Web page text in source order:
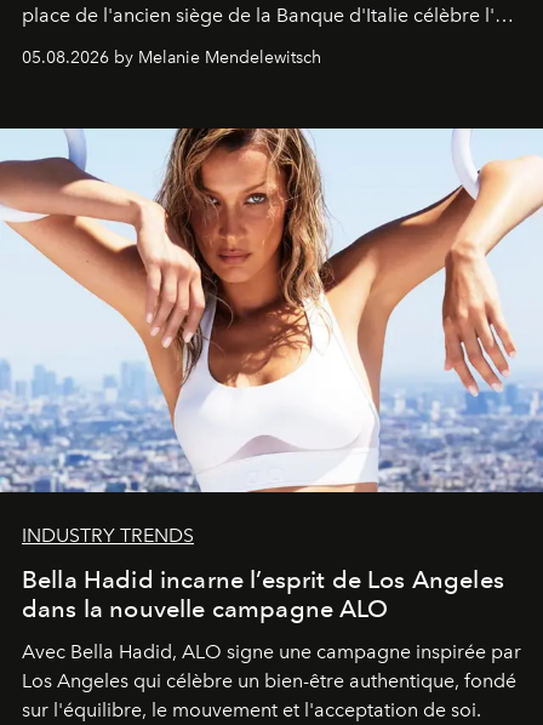
place de l'ancien siège de la Banque d'Italie célèbre l'art
de vivre Romain dans toute son élégance intemporelle.
05.08.2026 by Melanie Mendelewitsch
INDUSTRY TRENDS
Bella Hadid incarne l’esprit de Los Angeles
dans la nouvelle campagne ALO
Avec Bella Hadid, ALO signe une campagne inspirée par
Los Angeles qui célèbre un bien-être authentique, fondé
sur l'équilibre, le mouvement et l'acceptation de soi.